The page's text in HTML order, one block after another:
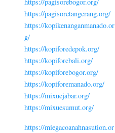
https://pagisoretangerang.org/
https://kopikenanganmanado.or
g/
https://kopiforedepok.org/
https://kopiforebali.org/
https://kopiforebogor.org/
https://kopiforemanado.org/
https://mixuejabar.org/
https://mixuesumut.org/
https://miegacoanahnasution.or